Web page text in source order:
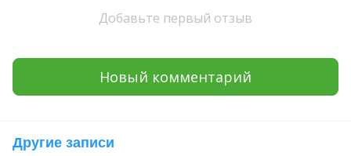
Добавьте первый отзыв
Новый комментарий
Другие записи